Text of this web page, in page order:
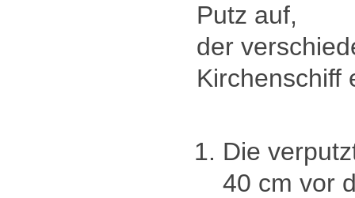
Putz auf,
der
Kirchenschiff
Die
40 cm vor